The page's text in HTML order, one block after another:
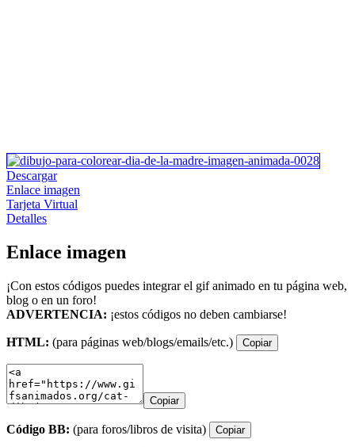
Descargar
Enlace imagen
Tarjeta Virtual
Detalles
Enlace imagen
¡Con estos códigos puedes integrar el gif animado en tu página web,
blog o en un foro!
ADVERTENCIA: ¡estos códigos no deben cambiarse!
HTML: (para páginas web/blogs/emails/etc.) Copiar
Copiar
Código BB: (para foros/libros de visita) Copiar